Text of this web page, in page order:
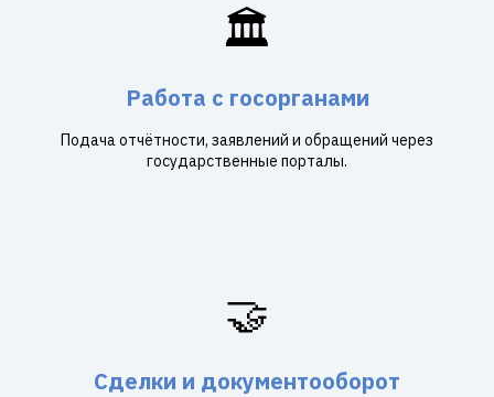
🏛️
Работа с госорганами
Подача отчётности, заявлений и обращений через
государственные порталы.
🤝
Сделки и документооборот